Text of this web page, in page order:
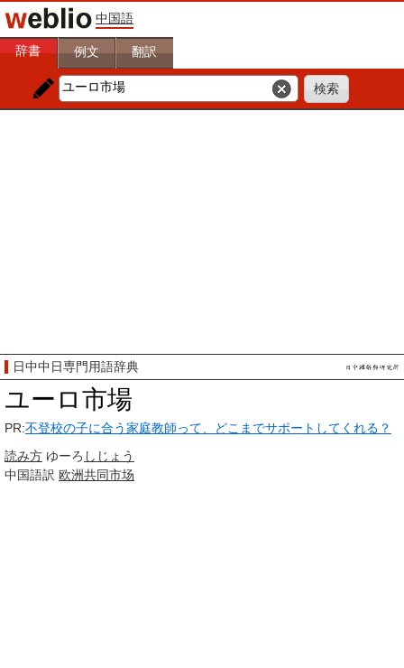
中国語
辞書 例文 翻訳
日中中日専門用語辞典
ユーロ市場
PR:不登校の子に合う家庭教師って、どこまでサポートしてくれる？
読み方 ゆーろ しじょう
中国語訳 欧洲共同市场